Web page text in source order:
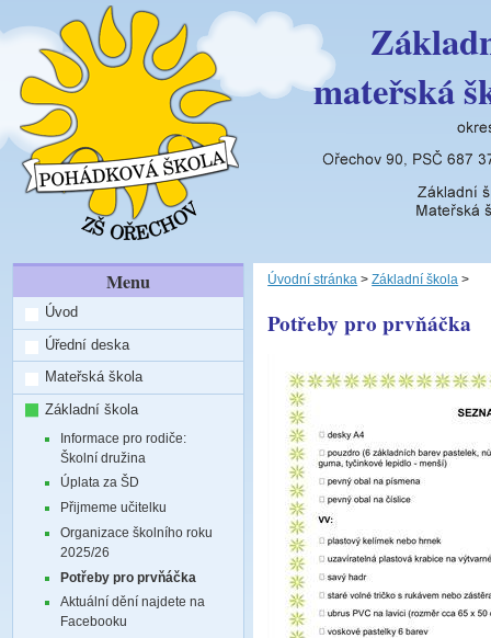
mateřská
Menu
Úvod
Úřední deska
Mateřská škola
Základní škola
Informace pro rodiče:
Školní družina
Úplata za ŠD
Přijmeme učitelku
Organizace školního roku
2025/26
Potřeby pro prvňáčka
Aktuální dění najdete na
Facebooku
Úvodní stránka >Základní škola >
Potřeby pro prvňáčka